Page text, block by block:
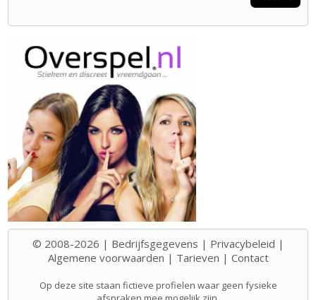
© 2008-2026 | Bedrijfsgegevens | Privacybeleid |
Algemene voorwaarden | Tarieven | Contact
Op deze site staan fictieve profielen waar geen fysieke